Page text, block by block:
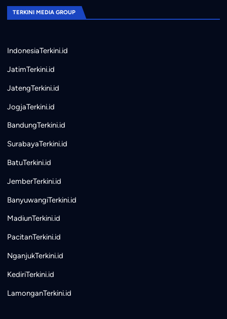
TERKINI MEDIA GROUP
IndonesiaTerkini.id
JatimTerkini.id
JatengTerkini.id
JogjaTerkini.id
BandungTerkini.id
SurabayaTerkini.id
BatuTerkini.id
JemberTerkini.id
BanyuwangiTerkini.id
MadiunTerkini.id
PacitanTerkini.id
NganjukTerkini.id
KediriTerkini.id
LamonganTerkini.id